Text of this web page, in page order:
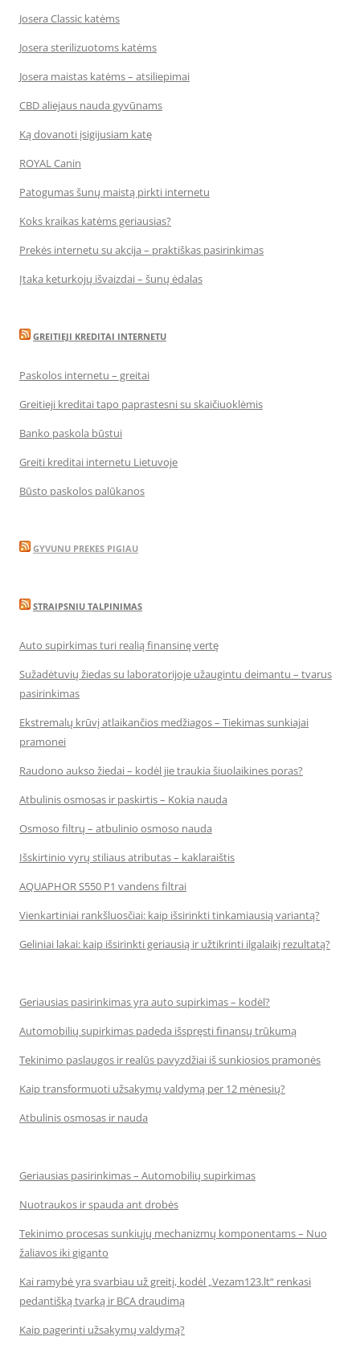
Josera Classic katėms
Josera sterilizuotoms katėms
Josera maistas katėms – atsiliepimai
CBD aliejaus nauda gyvūnams
Ką dovanoti įsigijusiam katę
ROYAL Canin
Patogumas šunų maistą pirkti internetu
Koks kraikas katėms geriausias?
Prekės internetu su akcija – praktiškas pasirinkimas
Įtaka keturkojų išvaizdai – šunų ėdalas
GREITIEJI KREDITAI INTERNETU
Paskolos internetu – greitai
Greitieji kreditai tapo paprastesni su skaičiuoklėmis
Banko paskola būstui
Greiti kreditai internetu Lietuvoje
Būsto paskolos palūkanos
GYVUNU PREKES PIGIAU
STRAIPSNIU TALPINIMAS
Auto supirkimas turi realią finansinę vertę
Sužadėtuvių žiedas su laboratorijoje užaugintu deimantu – tvarus
pasirinkimas
Ekstremalų krūvį atlaikančios medžiagos – Tiekimas sunkiajai
pramonei
Raudono aukso žiedai – kodėl jie traukia šiuolaikines poras?
Atbulinis osmosas ir paskirtis – Kokia nauda
Osmoso filtrų – atbulinio osmoso nauda
Išskirtinio vyrų stiliaus atributas – kaklaraištis
AQUAPHOR S550 P1 vandens filtrai
Vienkartiniai rankšluosčiai: kaip išsirinkti tinkamiausią variantą?
Geliniai lakai: kaip išsirinkti geriausią ir užtikrinti ilgalaikį rezultatą?
Geriausias pasirinkimas yra auto supirkimas – kodėl?
Automobilių supirkimas padeda išspręsti finansų trūkumą
Tekinimo paslaugos ir realūs pavyzdžiai iš sunkiosios pramonės
Kaip transformuoti užsakymų valdymą per 12 mėnesių?
Atbulinis osmosas ir nauda
Geriausias pasirinkimas – Automobilių supirkimas
Nuotraukos ir spauda ant drobės
Tekinimo procesas sunkiųjų mechanizmų komponentams – Nuo
žaliavos iki giganto
Kai ramybė yra svarbiau už greitį, kodėl „Vezam123.lt“ renkasi
pedantišką tvarką ir BCA draudimą
Kaip pagerinti užsakymų valdymą?